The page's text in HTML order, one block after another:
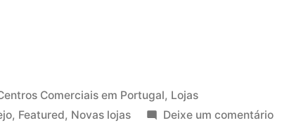
Comerciais em Portugal, Lojas
, Featured, Novas lojas Deixe um comentárioem